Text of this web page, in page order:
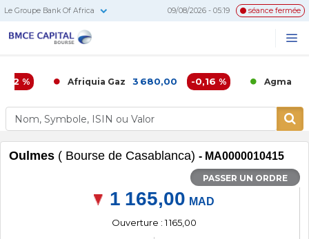
Le Groupe Bank Of Africa 09/08/2026 - 05:19 séance fermée
% Afriquia Gaz 3 680,00 -0,16 % Agma 6
Oulmes ( Bourse de Casablanca) - MA0000010415
PASSER UN ORDRE
1 165,00 MAD
Ouverture : 1 165,00